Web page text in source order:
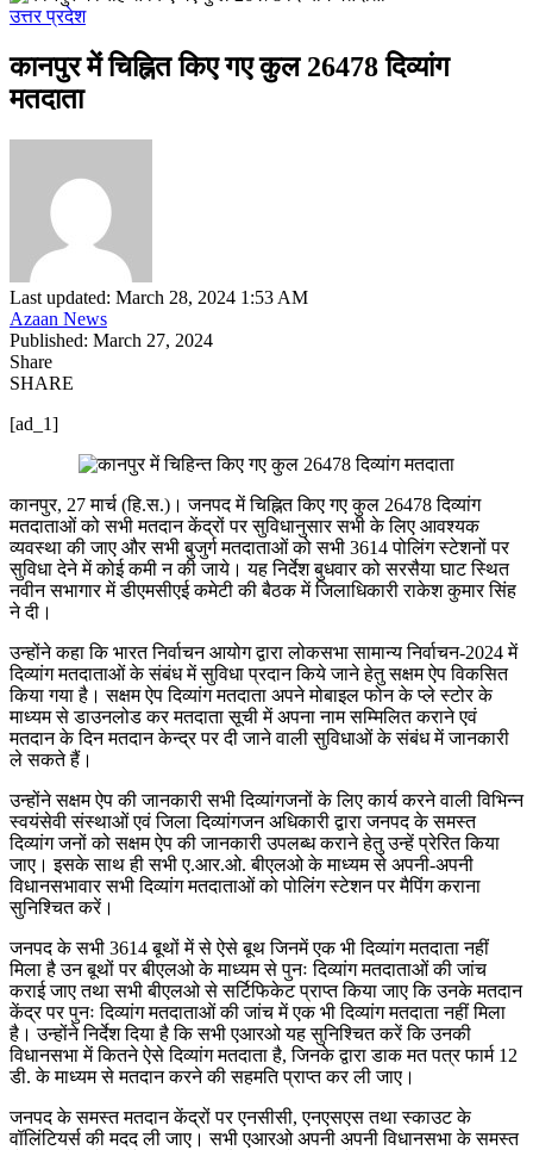
उत्तर प्रदेश
कानपुर में चिह्नित किए गए कुल 26478 दिव्यांग
मतदाता
Last updated: March 28, 2024 1:53 AM
Azaan News
Published: March 27, 2024
Share
SHARE
[ad_1]
कानपुर, 27 मार्च (हि.स.)। जनपद में चिह्नित किए गए कुल 26478 दिव्यांग
मतदाताओं को सभी मतदान केंद्रों पर सुविधानुसार सभी के लिए आवश्यक
व्यवस्था की जाए और सभी बुजुर्ग मतदाताओं को सभी 3614 पोलिंग स्टेशनों पर
सुविधा देने में कोई कमी न की जाये। यह निर्देश बुधवार को सरसैया घाट स्थित
नवीन सभागार में डीएमसीएई कमेटी की बैठक में जिलाधिकारी राकेश कुमार सिंह
ने दी।
उन्होंने कहा कि भारत निर्वाचन आयोग द्वारा लोकसभा सामान्य निर्वाचन-2024 में
दिव्यांग मतदाताओं के संबंध में सुविधा प्रदान किये जाने हेतु सक्षम ऐप विकसित
किया गया है। सक्षम ऐप दिव्यांग मतदाता अपने मोबाइल फोन के प्ले स्टोर के
माध्यम से डाउनलोड कर मतदाता सूची में अपना नाम सम्मिलित कराने एवं
मतदान के दिन मतदान केन्द्र पर दी जाने वाली सुविधाओं के संबंध में जानकारी
ले सकते हैं।
उन्होंने सक्षम ऐप की जानकारी सभी दिव्यांगजनों के लिए कार्य करने वाली विभिन्न
स्वयंसेवी संस्थाओं एवं जिला दिव्यांगजन अधिकारी द्वारा जनपद के समस्त
दिव्यांग जनों को सक्षम ऐप की जानकारी उपलब्ध कराने हेतु उन्हें प्रेरित किया
जाए। इसके साथ ही सभी ए.आर.ओ. बीएलओ के माध्यम से अपनी-अपनी
विधानसभावार सभी दिव्यांग मतदाताओं को पोलिंग स्टेशन पर मैपिंग कराना
सुनिश्चित करें।
जनपद के सभी 3614 बूथों में से ऐसे बूथ जिनमें एक भी दिव्यांग मतदाता नहीं
मिला है उन बूथों पर बीएलओ के माध्यम से पुनः दिव्यांग मतदाताओं की जांच
कराई जाए तथा सभी बीएलओ से सर्टिफिकेट प्राप्त किया जाए कि उनके मतदान
केंद्र पर पुनः दिव्यांग मतदाताओं की जांच में एक भी दिव्यांग मतदाता नहीं मिला
है। उन्होंने निर्देश दिया है कि सभी एआरओ यह सुनिश्चित करें कि उनकी
विधानसभा में कितने ऐसे दिव्यांग मतदाता है, जिनके द्वारा डाक मत पत्र फार्म 12
डी. के माध्यम से मतदान करने की सहमति प्राप्त कर ली जाए।
जनपद के समस्त मतदान केंद्रों पर एनसीसी, एनएसएस तथा स्काउट के
वॉलिंटियर्स की मदद ली जाए। सभी एआरओ अपनी अपनी विधानसभा के समस्त